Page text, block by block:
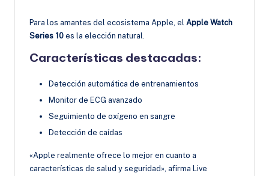
Para los amantes del ecosistema Apple, el Apple Watch
Series 10 es la elección natural.
Características destacadas:
Detección automática de entrenamientos
Monitor de ECG avanzado
Seguimiento de oxígeno en sangre
Detección de caídas
«Apple realmente ofrece lo mejor en cuanto a
características de salud y seguridad», afirma Live